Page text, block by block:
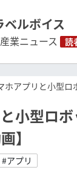
ベルボイス
業ニュース 読
ホアプリと小型
小型ロ
】
#アプリ